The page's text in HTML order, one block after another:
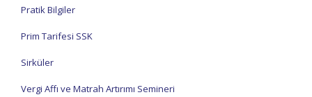
Pratik Bilgiler
Prim Tarifesi SSK
Sirküler
Vergi Affı ve Matrah Artırımı Semineri